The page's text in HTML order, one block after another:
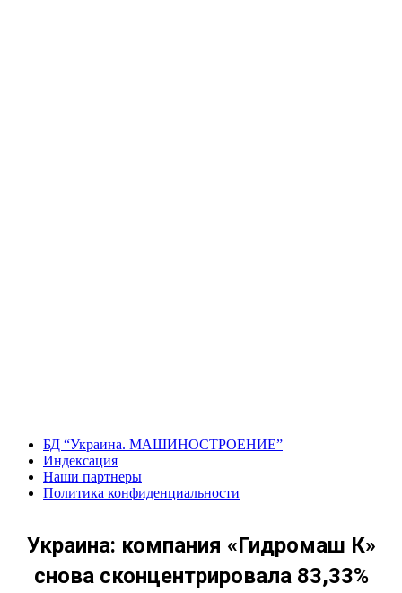
содержанию
БД “Украина. МАШИНОСТРОЕНИЕ”
Индекcация
Наши партнеры
Политика конфиденциальности
Украина: компания «Гидромаш К»
снова сконцентрировала 83,33%